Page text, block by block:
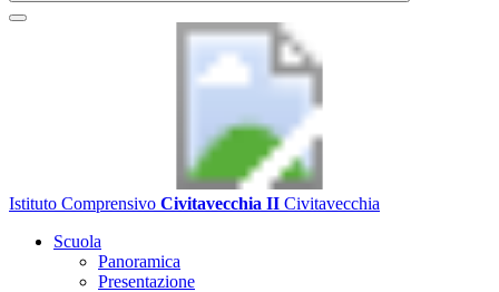
Istituto Comprensivo Civitavecchia II Civitavecchia
Scuola
Panoramica
Presentazione